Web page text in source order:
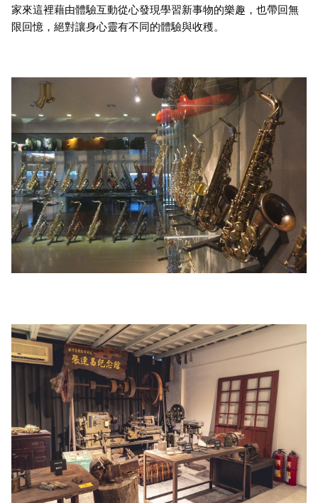
家來這裡藉由體驗互動從心發現學習新事物的樂趣，也帶回無
限回憶，絕對讓身心靈有不同的體驗與收穫。